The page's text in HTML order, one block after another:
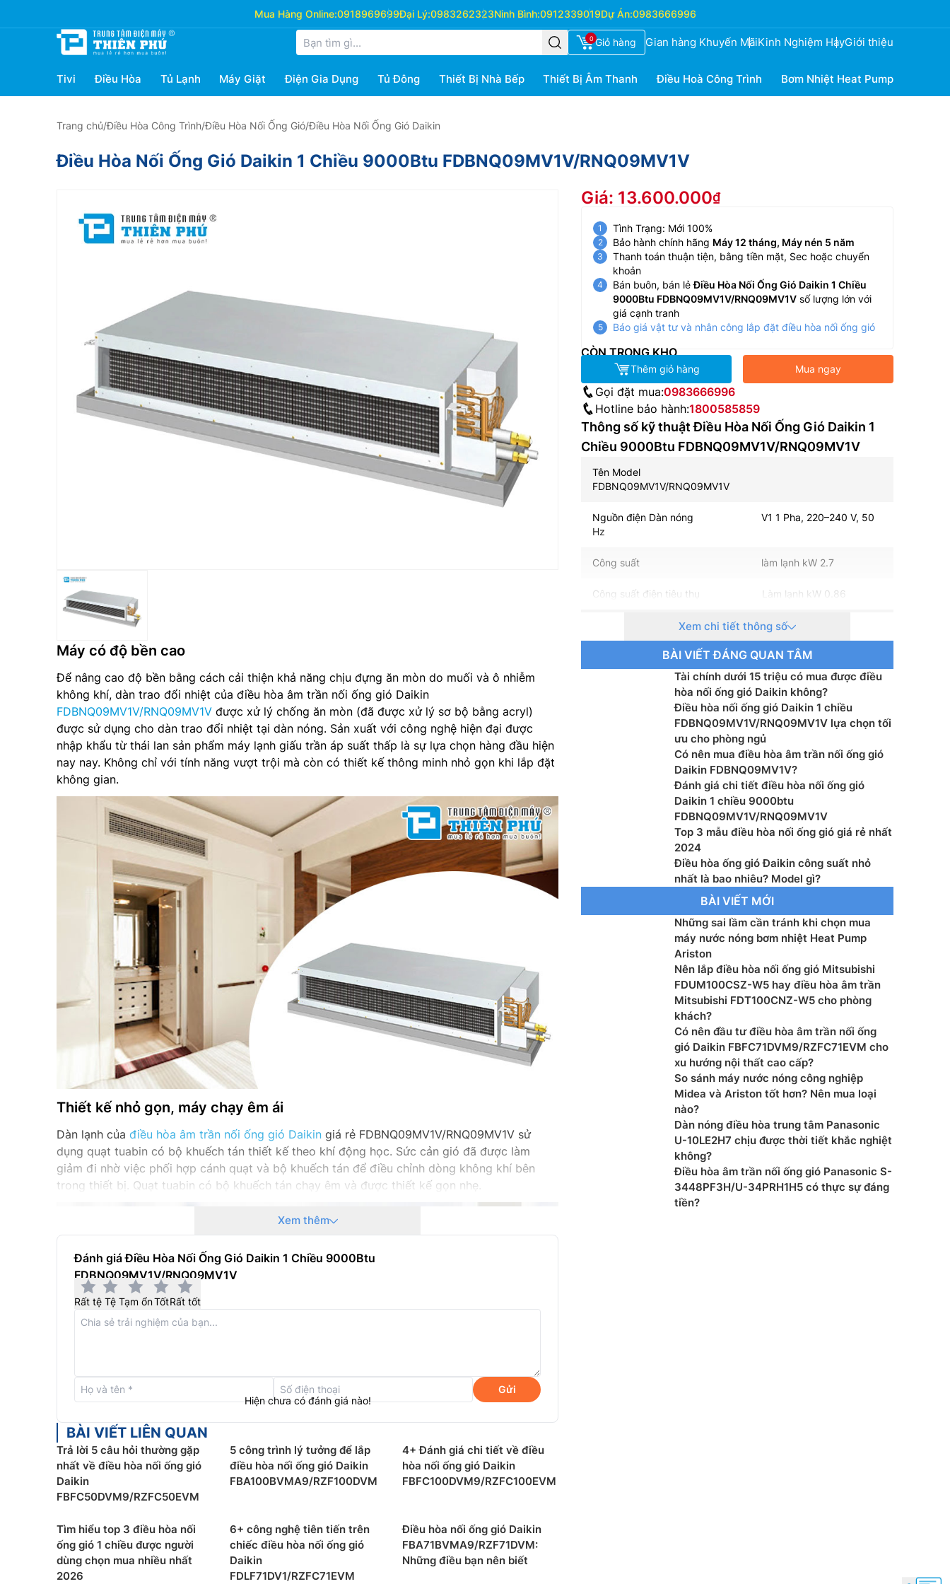
Mua Hàng Online:0918969699Đại Lý:0983262323Ninh Bình:0912339019Dự Án:0983666996
0 Giỏ hàng Gian hàng Khuyến MãiKinh Nghiệm HayGiới thiệu
Tivi Điều Hòa Tủ Lạnh Máy Giặt Điện Gia Dụng Tủ Đông Thiết Bị Nhà Bếp Thiết Bị Âm Thanh Điều Hoà Công Trình Bơm Nhiệt Heat Pump
Trang chủ/Điều Hòa Công Trình/Điều Hòa Nối Ống Gió/Điều Hòa Nối Ống Gió Daikin
Điều Hòa Nối Ống Gió Daikin 1 Chiều 9000Btu FDBNQ09MV1V/RNQ09MV1V
Máy có độ bền cao
Để nâng cao độ bền bằng cách cải thiện khả năng chịu đựng ăn mòn do muối và ô nhiễm
không khí, dàn trao đổi nhiệt của điều hòa âm trần nối ống gió Daikin
FDBNQ09MV1V/RNQ09MV1V được xử lý chống ăn mòn (đã được xử lý sơ bộ bằng acryl)
được sử dụng cho dàn trao đổi nhiệt tại dàn nóng. Sản xuất với công nghệ hiện đại được
nhập khẩu từ thái lan sản phẩm máy lạnh giấu trần áp suất thấp là sự lựa chọn hàng đầu hiện
nay nay. Không chỉ với tính năng vượt trội mà còn có thiết kế thông minh nhỏ gọn khi lắp đặt
không gian.
Thiết kế nhỏ gọn, máy chạy êm ái
Dàn lạnh của điều hòa âm trần nối ống gió Daikin giá rẻ FDBNQ09MV1V/RNQ09MV1V sử
dụng quạt tuabin có bộ khuếch tán thiết kế theo khí động học. Sức cản gió đã được làm
giảm đi nhờ việc phối hợp cánh quạt và bộ khuếch tán để điều chỉnh dòng không khí bên
trong thiết bị. Quạt tuabin có bộ khuếch tán chạy êm và được thiết kế gọn nhẹ.
có chiều sưởi. Đây là tính năng cơ bản của tất cả các loại điều hòa được kinh doanh trên thị
trường. Loại điều hòa nối ống gió Daikin 1 chiều lạnh cũng là lựa chọn của khoảng 90% khách
hàng khi quyết định mua điều hòa. Ưu thế là giá rẻ hơn khá nhiều so với loại điều hòa 2
chiều.
Xem thêm
Đánh giá Điều Hòa Nối Ống Gió Daikin 1 Chiều 9000Btu
FDBNQ09MV1V/RNQ09MV1V
Rất tệ Tệ Tạm ổnTốtRất tốt
Gửi
Hiện chưa có đánh giá nào!
BÀI VIẾT LIÊN QUAN
Trả lời 5 câu hỏi thường gặp
nhất về điều hòa nối ống gió
Daikin
FBFC50DVM9/RZFC50EVM
5 công trình lý tưởng để lắp
điều hòa nối ống gió Daikin
FBA100BVMA9/RZF100DVM
4+ Đánh giá chi tiết về điều
hòa nối ống gió Daikin
FBFC100DVM9/RZFC100EVM
Tìm hiểu top 3 điều hòa nối
ống gió 1 chiều được người
dùng chọn mua nhiều nhất
2026
6+ công nghệ tiên tiến trên
chiếc điều hòa nối ống gió
Daikin
FDLF71DV1/RZFC71EVM
Điều hòa nối ống gió Daikin
FBA71BVMA9/RZF71DVM:
Những điều bạn nên biết
Giá: 13.600.000
Tình Trạng: Mới 100%
Bảo hành chính hãng Máy 12 tháng, Máy nén 5 năm
Thanh toán thuận tiện, bằng tiền mặt, Sec hoặc chuyển
khoản
Bán buôn, bán lẻĐiều Hòa Nối Ống Gió Daikin 1 Chiều
9000Btu FDBNQ09MV1V/RNQ09MV1V số lượng lớn với
giá cạnh tranh
Báo giá vật tư và nhân công lắp đặt điều hòa nối ống gió
CÒN TRONG KHO
Thêm giỏ hàng Mua ngay
Gọi đặt mua:0983666996
Hotline bảo hành:1800585859
Thông số kỹ thuật Điều Hòa Nối Ống Gió Daikin 1
Chiều 9000Btu FDBNQ09MV1V/RNQ09MV1V
Tên Model
FDBNQ09MV1V/RNQ09MV1V
Nguồn điện Dàn nóng V1 1 Pha, 220–240 V, 50
Hz
Công suất làm lạnh kW 2.7
Công suất điện tiêu thụ Làm lạnh kW 0.86
Dàn lạnh Độ ồn (Cao/Thấp) dB(A) 41/38
Kích thước (Cao x Rộng x Dày) mm
260 x 900 x 580
Dàn nóng Độ ồn dB(A) 48
Kích thước (Cao x Rộng x Dày) mm
Kích cỡ đường ống điều hòa Lỏng mm o/ 6.4
Chiều dài đường ống tối đa m 30
Chênh lệch độ cao tối đa m 10
Xem chi tiết thông số
BÀI VIẾT ĐÁNG QUAN TÂM
Tài chính dưới 15 triệu có mua được điều
hòa nối ống gió Daikin không?
Điều hòa nối ống gió Daikin 1 chiều
FDBNQ09MV1V/RNQ09MV1V lựa chọn tối
ưu cho phòng ngủ
Có nên mua điều hòa âm trần nối ống gió
Daikin FDBNQ09MV1V?
Đánh giá chi tiết điều hòa nối ống gió
Daikin 1 chiều 9000btu
FDBNQ09MV1V/RNQ09MV1V
Top 3 mẫu điều hòa nối ống gió giá rẻ nhất
2024
Điều hòa ống gió Đaikin công suất nhỏ
nhất là bao nhiêu? Model gì?
BÀI VIẾT MỚI
Những sai lầm cần tránh khi chọn mua
máy nước nóng bơm nhiệt Heat Pump
Ariston
Nên lắp điều hòa nối ống gió Mitsubishi
FDUM100CSZ-W5 hay điều hòa âm trần
Mitsubishi FDT100CNZ-W5 cho phòng
khách?
Có nên đầu tư điều hòa âm trần nối ống
gió Daikin FBFC71DVM9/RZFC71EVM cho
xu hướng nội thất cao cấp?
So sánh máy nước nóng công nghiệp
Midea và Ariston tốt hơn? Nên mua loại
nào?
Dàn nóng điều hòa trung tâm Panasonic
U-10LE2H7 chịu được thời tiết khắc nghiệt
không?
Điều hòa âm trần nối ống gió Panasonic S-
3448PF3H/U-34PRH1H5 có thực sự đáng
tiền?